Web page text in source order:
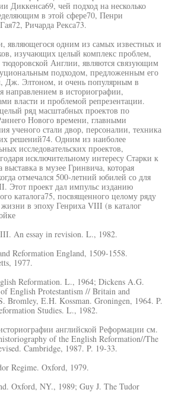
Диккенса69, чей подход на несколько
в этой сфере70, Пенри
Ричарда Рекса73.
являющегося одним из самых известных и
изучающих целый комплекс проблем,
тюдоровской Англии, являются связующим
подходом, предложенным его
Дж. Элтоном, и очень популярным в
направлением в историографии,
власти и проблемой репрезентации.
ряд масштабных проектов по
Нового времени, главными
ученого стали двор, персоналии, техника
решений74. Одним из наиболее
исследовательских проектов,
исключительному интересу Старки к
выставка в музее Гринвича, которая
отмечался 500-летний юбилей со для
Этот проект дал импульс изданию
каталога75, посвященного целому ряду
в эпоху Генриха VIII (в каталог
An essay in revision. L., 1982.
Reformation England, 1509-1558.
1977.
Reformation. L., 1964; Dickens A.G.
English Protestantism // Britain and
Bromley, E.H. Kossman. Groningen, 1964. P.
Studies. L., 1982.
английской Реформации см.
of the English Reformation//The
Cambridge, 1987. P. 19-33.
Regime. Oxford, 1979.
Oxford, NY., 1989; Guy J. The Tudor